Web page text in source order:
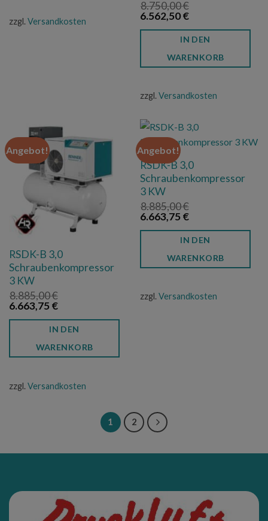
zzgl. Versandkosten
8.750,00€
Ursprünglicher
8.750,00 €
6.562,50€Aktueller
ist:
6.562,50 €.
IN DEN
WARENKORB
zzgl. Versandkosten
Angebot!
RSDK-B 3,0
Schraubenkompressor
3 KW
8.885,00€
Ursprünglicher
8.885,00 €
6.663,75€Aktueller
ist:
6.663,75 €.
IN DEN
WARENKORB
zzgl. Versandkosten
Angebot!
RSDK-B 3,0
Schraubenkompressor
3 KW
8.885,00€
Ursprünglicher
8.885,00 €
6.663,75€Aktueller
ist:
6.663,75 €.
IN DEN
WARENKORB
zzgl. Versandkosten
1 2